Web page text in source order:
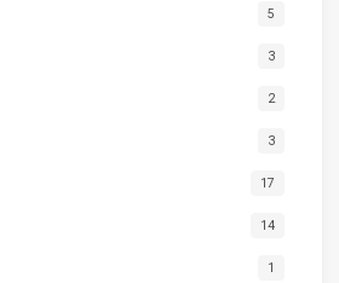
5
3
2
3
17
14
1